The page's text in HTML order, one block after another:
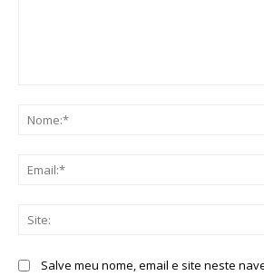
Salve meu nome, email e site neste